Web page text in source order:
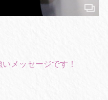
メッセージです！